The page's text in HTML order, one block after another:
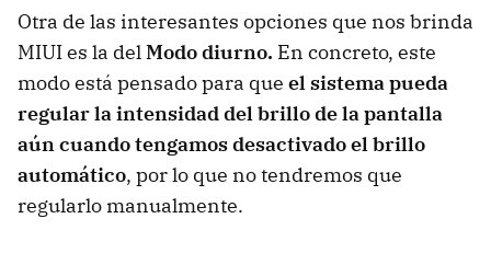
Otra de las interesantes opciones que nos brinda
MIUI es la delModo diurno. En concreto, este
modo está pensado para que el sistema pueda
regular la intensidad del brillo de la pantalla
aún cuando tengamos desactivado el brillo
automático, por lo que no tendremos que
regularlo manualmente.